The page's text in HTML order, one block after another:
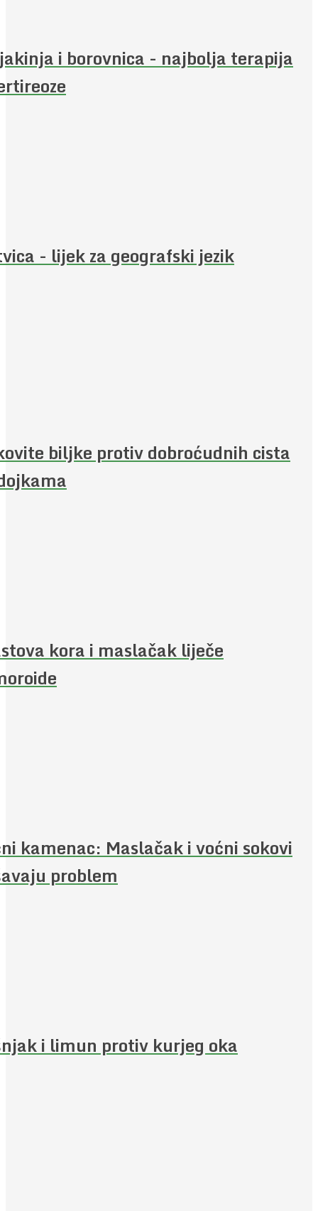
i borovnica - najbolja terapija
- lijek za geografski jezik
biljke protiv dobroćudnih cista
kora i maslačak liječe
kamenac: Maslačak i voćni sokovi
problem
i limun protiv kurjeg oka